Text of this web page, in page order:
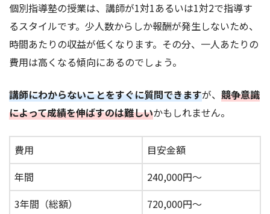
個別指導塾の授業は、講師が1対1あるいは1対2で指導す
るスタイルです。少人数からしか報酬が発生しないため、
時間あたりの収益が低くなります。その分、一人あたりの
費用は高くなる傾向にあるのでしょう。
講師にわからないことをすぐに質問できますが、 競争意識
によって成績を伸ばすのは難しいかもしれません。
費用
目安金額
年間
240,000円～
3年間（総額）
720,000円～